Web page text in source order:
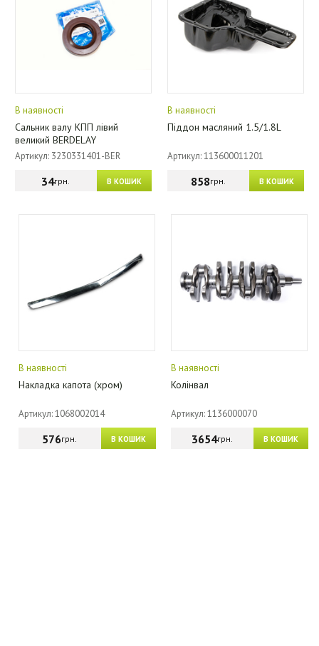
В наявності
Сальник валу КПП лівий
великий BERDELAY
Артикул: 3230331401-BER
В КОШИК
34грн.
В наявності
Піддон масляний 1.5/1.8L
Артикул: 113600011201
В КОШИК
858грн.
В наявності
Накладка капота (хром)
Артикул: 1068002014
В КОШИК
576грн.
В наявності
Колінвал
Артикул: 1136000070
В КОШИК
3654грн.